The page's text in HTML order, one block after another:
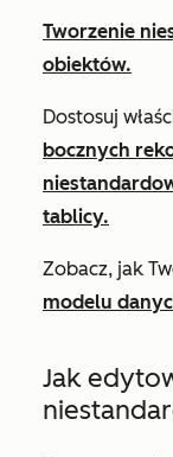
Tworzenie
obiektów.
Dostosuj
bocznych
tablicy.
Zobacz, jak
modelu
Jak